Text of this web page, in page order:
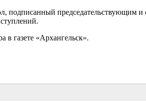
подписанный председательствующим
в газете «Архангельск».